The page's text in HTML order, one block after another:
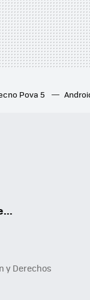
Pova 5
y Derechos